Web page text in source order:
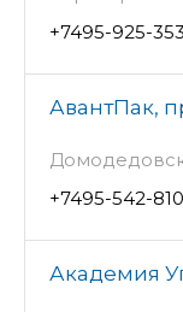
+7495-925-
АвантПак,
+7495-542-
Академия